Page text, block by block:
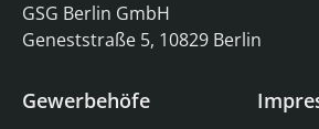
GSG Berlin GmbH
Geneststraße 5, 10829 Berlin
Gewerbehöfe